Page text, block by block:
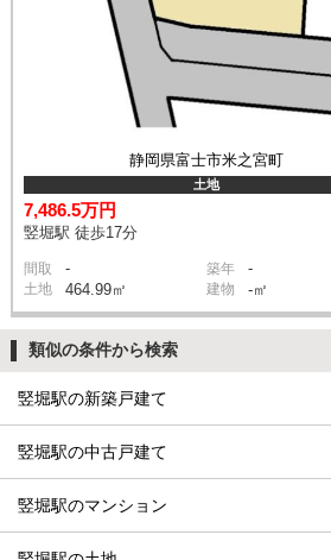
静岡県富士市米之宮町
土地
7,486.5万円
竪堀駅 徒歩17分
間取 - 築年 -
土地 464.99㎡ 建物 -㎡
類似の条件から検索
竪堀駅の新築戸建て
竪堀駅の中古戸建て
竪堀駅のマンション